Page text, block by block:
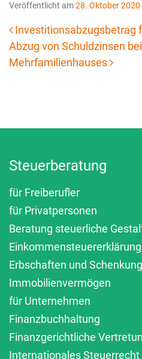
Veröffentlicht am28. Oktober 2020
Beitrags-
Investitionsabzugsbetrag
Abzug von Schuldzinsen
Mehrfamilienhauses
Steuerberatung
für Freiberufler
für Privatpersonen
Beratung steuerliche
Erbschaften und
Immobilienvermögen
für Unternehmen
Finanzbuchhaltung
Finanzgerichtliche
Internationales Steuerrecht